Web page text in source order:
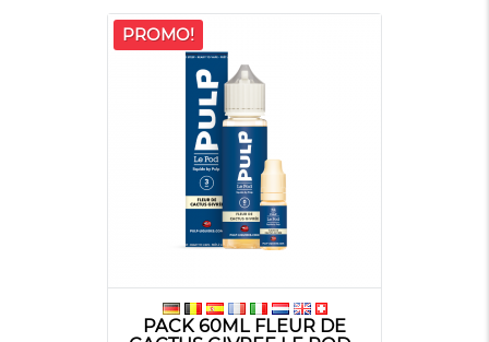
PROMO!
PACK 60ML FLEUR DE